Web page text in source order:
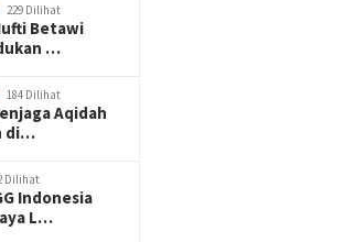
229 Dilihat
Betawi
…
184 Dilihat
Aqidah
di…
Dilihat
Indonesia
L…